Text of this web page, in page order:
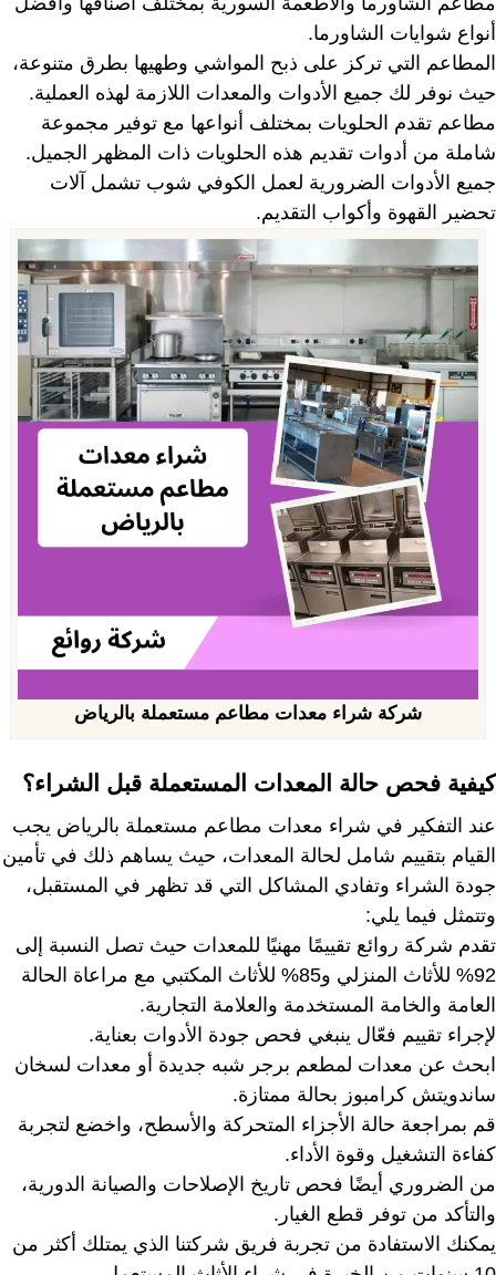
أنواع شوايات الشاورما.
المطاعم التي تركز على ذبح المواشي وطهيها بطرق متنوعة،
حيث نوفر لك جميع الأدوات والمعدات اللازمة لهذه العملية.
مطاعم تقدم الحلويات بمختلف أنواعها مع توفير مجموعة
شاملة من أدوات تقديم هذه الحلويات ذات المظهر الجميل.
جميع الأدوات الضرورية لعمل الكوفي شوب تشمل آلات
تحضير القهوة وأكواب التقديم.
شركة شراء معدات مطاعم مستعملة بالرياض
كيفية فحص حالة المعدات المستعملة قبل الشراء؟
عند التفكير في شراء معدات مطاعم مستعملة بالرياض يجب
القيام بتقييم شامل لحالة المعدات، حيث يساهم ذلك في تأمين
جودة الشراء وتفادي المشاكل التي قد تظهر في المستقبل،
وتتمثل فيما يلي:
تقدم شركة روائع تقييمًا مهنيًا للمعدات حيث تصل النسبة إلى
92% للأثاث المنزلي و85% للأثاث المكتبي مع مراعاة الحالة
العامة والخامة المستخدمة والعلامة التجارية.
لإجراء تقييم فعّال ينبغي فحص جودة الأدوات بعناية.
ابحث عن معدات لمطعم برجر شبه جديدة أو معدات لسخان
ساندويتش كرامبوز بحالة ممتازة.
قم بمراجعة حالة الأجزاء المتحركة والأسطح، واخضع لتجربة
كفاءة التشغيل وقوة الأداء.
من الضروري أيضًا فحص تاريخ الإصلاحات والصيانة الدورية،
والتأكد من توفر قطع الغيار.
يمكنك الاستفادة من تجربة فريق شركتنا الذي يمتلك أكثر من